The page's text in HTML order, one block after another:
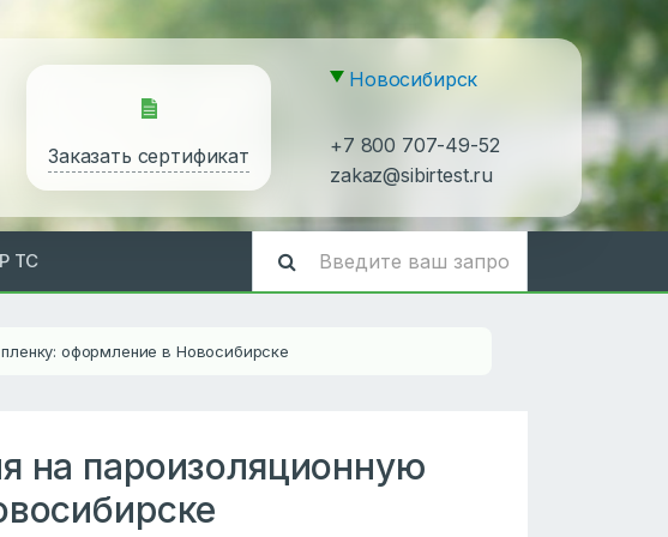
Заказать сертификат
Новосибирск
+7 800 707-49-52
zakaz@sibirtest.ru
ТС
оформление в Новосибирске
на пароизоляционную